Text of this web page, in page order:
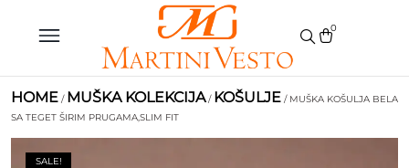
0
HOME / MUŠKA KOLEKCIJA/ KOŠULJE / MUŠKA KOŠULJA BELA
SA TEGET ŠIRIM PRUGAMA,SLIM FIT
SALE!